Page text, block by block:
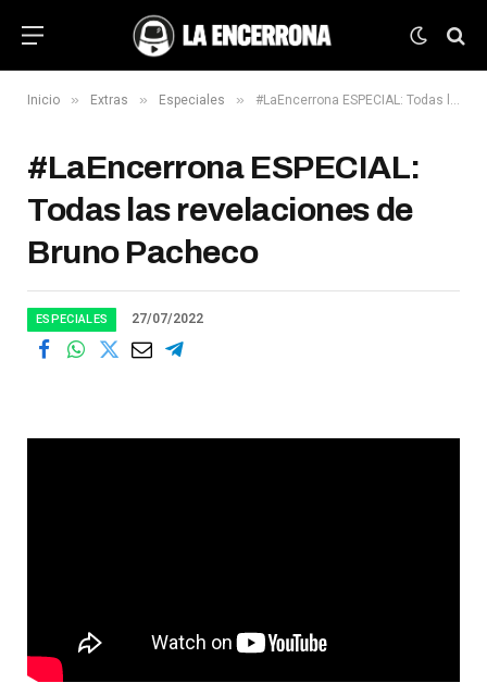
Inicio » Extras » Especiales » #LaEncerrona ESPECIAL: Todas las revelaciones de Bruno Pacheco
#LaEncerrona ESPECIAL:
Todas las revelaciones de
Bruno Pacheco
ESPECIALES 27/07/2022